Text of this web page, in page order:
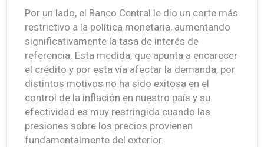
Por un lado, el Banco Central le dio un corte más
restrictivo a la política monetaria, aumentando
significativamente la tasa de interés de
referencia. Esta medida, que apunta a encarecer
el crédito y por esta vía afectar la demanda, por
distintos motivos no ha sido exitosa en el
control de la inflación en nuestro país y su
efectividad es muy restringida cuando las
presiones sobre los precios provienen
fundamentalmente del exterior.